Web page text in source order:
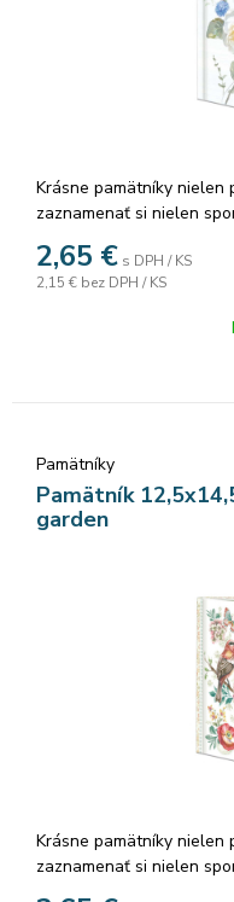
Krásne pamätníky nielen
zaznamenať si nielen
aj z výletov. Ak radi
za stôl, do prírody alebo
fantázii. Menšie deti, nie
obsahuje 48 listov a
2,65 € s DPH / KS
2,15 € bez DPH / KS
Pamätníky
Pamätník
garden
Krásne pamätníky nielen
zaznamenať si nielen
aj z výletov. Ak radi